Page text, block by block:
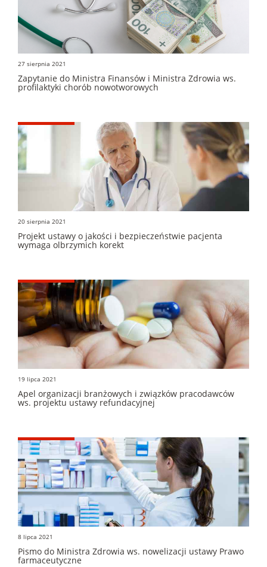
27 sierpnia 2021
Zapytanie do Ministra Finansów i Ministra Zdrowia ws.
profilaktyki chorób nowotworowych
20 sierpnia 2021
Projekt ustawy o jakości i bezpieczeństwie pacjenta
wymaga olbrzymich korekt
19 lipca 2021
Apel organizacji branżowych i związków pracodawców
ws. projektu ustawy refundacyjnej
8 lipca 2021
Pismo do Ministra Zdrowia ws. nowelizacji ustawy Prawo
farmaceutyczne